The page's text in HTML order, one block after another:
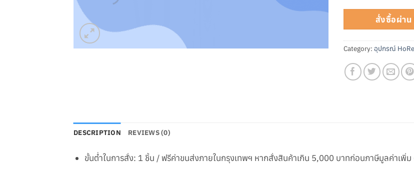
สั่งซื้อผ่าน
Category: อุปกรณ์
DESCRIPTION REVIEWS (0)
ขั้นต่ำในการสั่ง: 1 ชิ้น / ฟรีค่าขนส่งภายในกรุงเทพฯ หากสั่งสินค้าเกิน 5,000 บาทก่อนภาษีมูลค่าเพิ่ม